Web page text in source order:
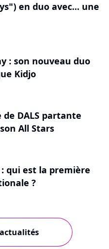
en duo avec... une
: son nouveau duo
Kidjo
DALS partante
All Stars
qui est la première
?